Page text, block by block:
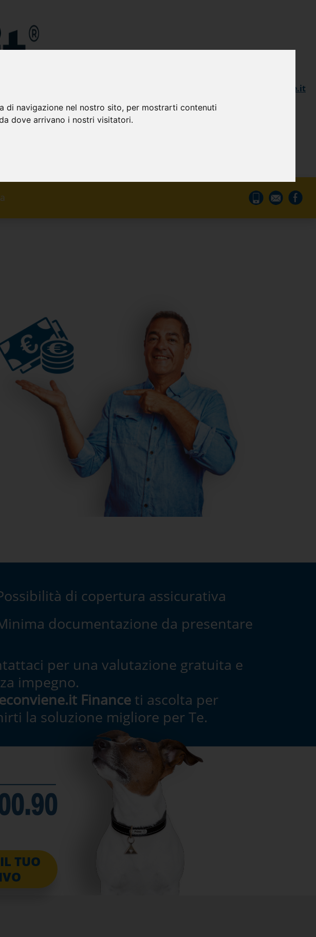
di navigazione nel nostro sito, per mostrarti contenuti
dove arrivano i nostri visitatori.
info@ameconvienefinance.it
di copertura assicurativa
documentazione da presentare
per una valutazione gratuita e
impegno.
Finance ti ascolta per
la soluzione migliore per Te.
TUO